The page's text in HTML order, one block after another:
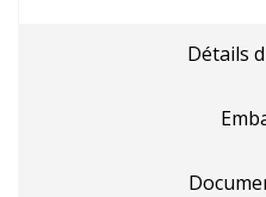
Détails